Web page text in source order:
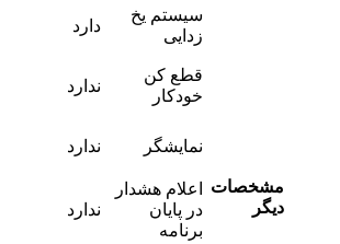
مشخصات
دیگر
سیستم یخ
زدایی
دارد
قطع کن
خودکار
ندارد
نمایشگر ندارد
اعلام هشدار
در پایان
برنامه
ندارد